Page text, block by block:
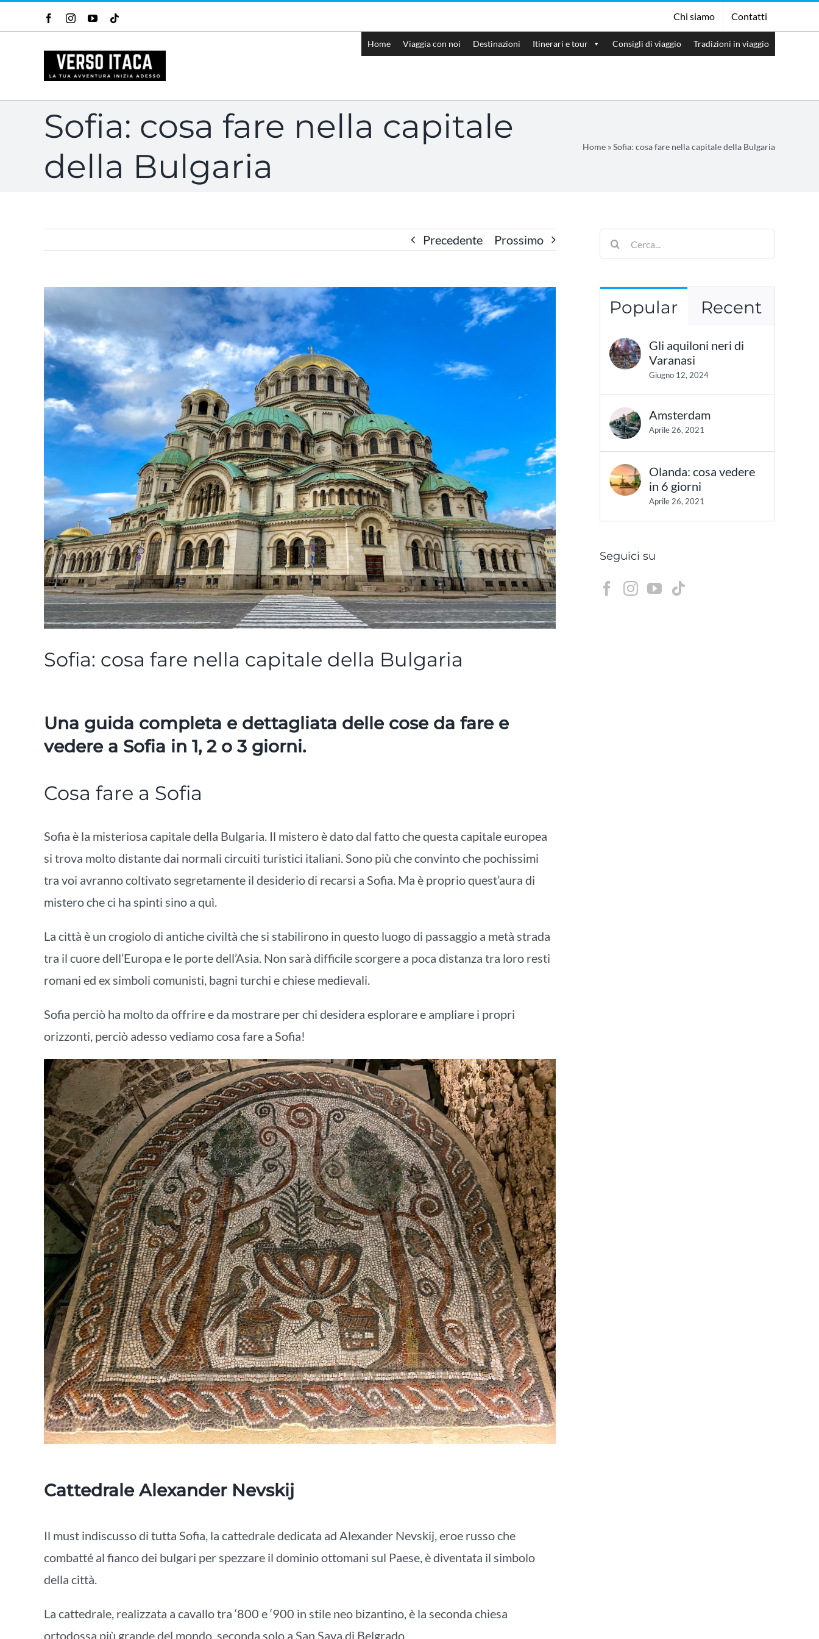
al
contenuto
FacebookInstagramYouTube Chi siamo Contatti
Home Viaggia con noi Destinazioni Itinerari e tour Consigli di viaggio Tradizioni in viaggio
Sofia: cosa fare nella capitale
della Bulgaria
Home »Sofia: cosa fare nella capitale della Bulgaria
Precedente Prossimo
Ingrandisci
immagine
Sofia: cosa fare nella capitale della Bulgaria
Una guida completa e dettagliata delle cose da fare e
vedere a Sofia in 1, 2 o 3 giorni.
Cosa fare a Sofia
Sofia è la misteriosa capitale della Bulgaria. Il mistero è dato dal fatto che questa capitale europea
si trova molto distante dai normali circuiti turistici italiani. Sono più che convinto che pochissimi
tra voi avranno coltivato segretamente il desiderio di recarsi a Sofia. Ma è proprio quest’aura di
mistero che ci ha spinti sino a quì.
La città è un crogiolo di antiche civiltà che si stabilirono in questo luogo di passaggio a metà strada
tra il cuore dell’Europa e le porte dell’Asia. Non sarà difficile scorgere a poca distanza tra loro resti
romani ed ex simboli comunisti, bagni turchi e chiese medievali.
Sofia perciò ha molto da offrire e da mostrare per chi desidera esplorare e ampliare i propri
orizzonti, perciò adesso vediamo cosa fare a Sofia!
Cattedrale Alexander Nevskij
Il must indiscusso di tutta Sofia, la cattedrale dedicata ad Alexander Nevskij, eroe russo che
combatté al fianco dei bulgari per spezzare il dominio ottomani sul Paese, è diventata il simbolo
della città.
La cattedrale, realizzata a cavallo tra ‘800 e ‘900 in stile neo bizantino, è la seconda chiesa
ortodossa più grande del mondo, seconda solo a San Sava di Belgrado.
Cerca
per:
Popular Recent
Gli aquiloni neri di
Varanasi
Giugno 12, 2024
Amsterdam
Aprile 26, 2021
Olanda: cosa vedere
in 6 giorni
Aprile 26, 2021
Seguici su